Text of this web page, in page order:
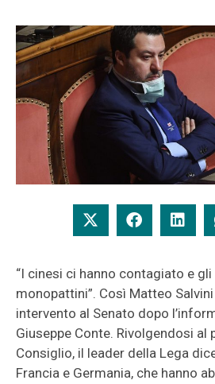
“I cinesi ci hanno contagiato e
monopattini”. Così Matteo
intervento al Senato dopo
Giuseppe Conte. Rivolgendosi al
Consiglio, il leader della Lega
Francia e Germania, che hanno